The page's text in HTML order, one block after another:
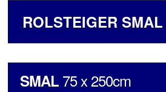
ROLSTEIGER SMAL
SMAL 75 x 250cm